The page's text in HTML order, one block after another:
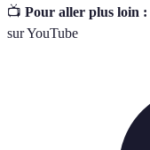
📺 Pour aller plus loin :
sur YouTube